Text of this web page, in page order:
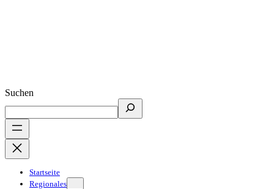
Suchen
Startseite
Regionales